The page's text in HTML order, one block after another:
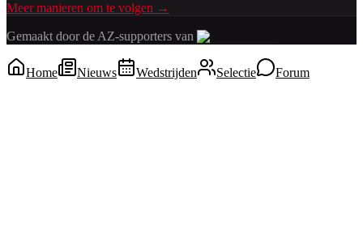
Meer manieren om te volgen →
Gemaakt door de AZ-supporters van
Home Nieuws Wedstrijden Selectie Forum